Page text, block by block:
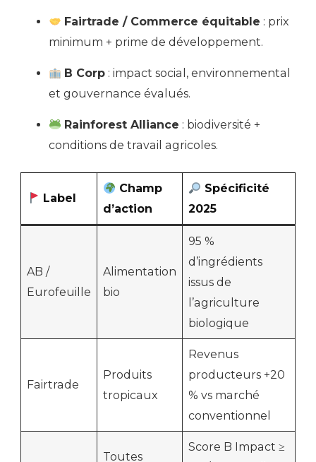
Fairtrade / Commerce équitable : prix
minimum + prime de développement.
B Corp : impact social, environnemental
et gouvernance évalués.
Rainforest Alliance : biodiversité +
conditions de travail agricoles.
Label
Champ
d’action
Spécificité
2025
AB /
Eurofeuille
Alimentation
bio
95 %
d’ingrédients
issus de
l’agriculture
biologique
Fairtrade
Produits
tropicaux
Revenus
producteurs +20
% vs marché
conventionnel
Toutes
Score B Impact ≥